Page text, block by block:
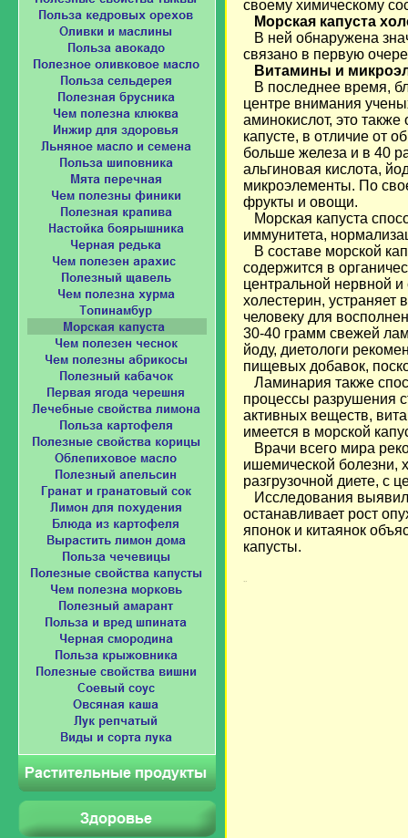
своему химическому
Морская капуста
В ней обнаружена
связано в первую
Витамины и
В последнее время,
центре внимания
аминокислот, это
капусте, в отличие от
больше железа и в 40
альгиновая кислота,
микроэлементы. По
фрукты и овощи.
Морская капуста
иммунитета,
В составе морской
содержится в
центральной нервной
холестерин,
человеку для
30-40 грамм свежей
йоду, диетологи
пищевых добавок,
Ламинария также
процессы разрушения
активных веществ,
имеется в морской
Врачи всего мира
ишемической болезни,
разгрузочной диете, с
Исследования
останавливает рост
японок и китаянок
капусты.